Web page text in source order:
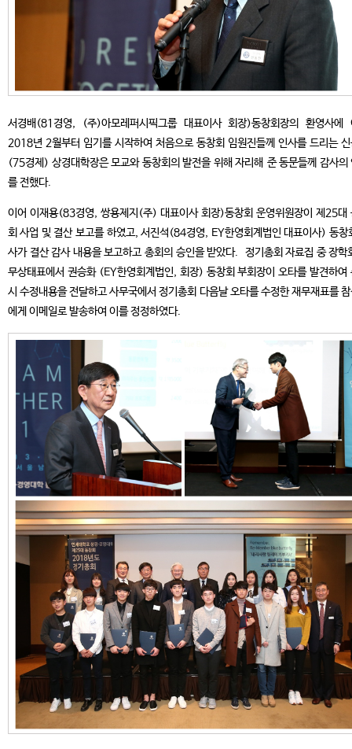
서경배(81경영, (주)아모레퍼시픽그룹 대표이사 회장)동창회장의 환영사에
2018년 2월부터 임기를 시작하여 처음으로 동창회 임원진들께 인사를 드리는
(75경제) 상경대학장은 모교와 동창회의 발전을 위해 자리해 준 동문들께 감사의
를 전했다.
이어 이재용(83경영, 쌍용제지(주) 대표이사 회장)동창회 운영위원장이 제25대
회 사업 및 결산 보고를 하였고, 서진석(84경영, EY한영회계법인 대표이사) 동창
사가 결산 감사 내용을 보고하고 총회의 승인을 받았다. 정기총회 자료집 중 장학
무상태표에서 권승화 (EY한영회계법인, 회장) 동창회 부회장이 오타를 발견하여
시 수정내용을 전달하고 사무국에서 정기총회 다음날 오타를 수정한 재무재표를
에게 이메일로 발송하여 이를 정정하였다.